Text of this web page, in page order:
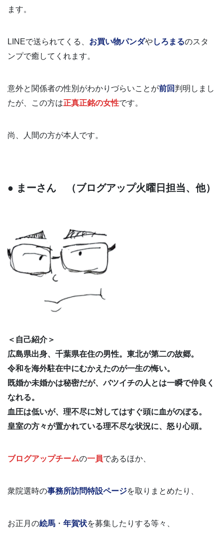
ます。
LINEで送られてくる、 お買い物パンダやしろまるのスタ
ンプで癒してくれます。
意外と関係者の性別がわかりづらいことが前回 判明しまし
たが、この方は正真正銘の女性です。
尚、人間の方が本人です。
● まーさん （ブログアップ火曜日担当、他）
＜自己紹介＞
広島県出身、千葉県在住の男性。東北が第二の故郷。
令和を海外駐在中にむかえたのが一生の悔い。
既婚か未婚かは秘密だが、バツイチの人とは一瞬で仲良く
なれる。
血圧は低いが、理不尽に対してはすぐ頭に血がのぼる。
皇室の方々が置かれている理不尽な状況に、怒り心頭。
ブログアップチームの一員であるほか、
衆院選時の事務所訪問特設ページを取りまとめたり、
お正月の絵馬 ・ 年賀状を募集したりする等々、